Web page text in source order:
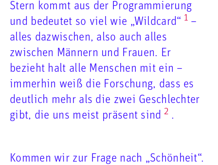
Stern kommt aus der Programmierung
und bedeutet so viel wie „Wildcard“ 1 –
alles dazwischen, also auch alles
zwischen Männern und Frauen. Er
bezieht halt alle Menschen mit ein –
immerhin weiß die Forschung, dass es
deutlich mehr als die zwei Geschlechter
gibt, die uns meist präsent sind 2 .
Kommen wir zur Frage nach „Schönheit“.